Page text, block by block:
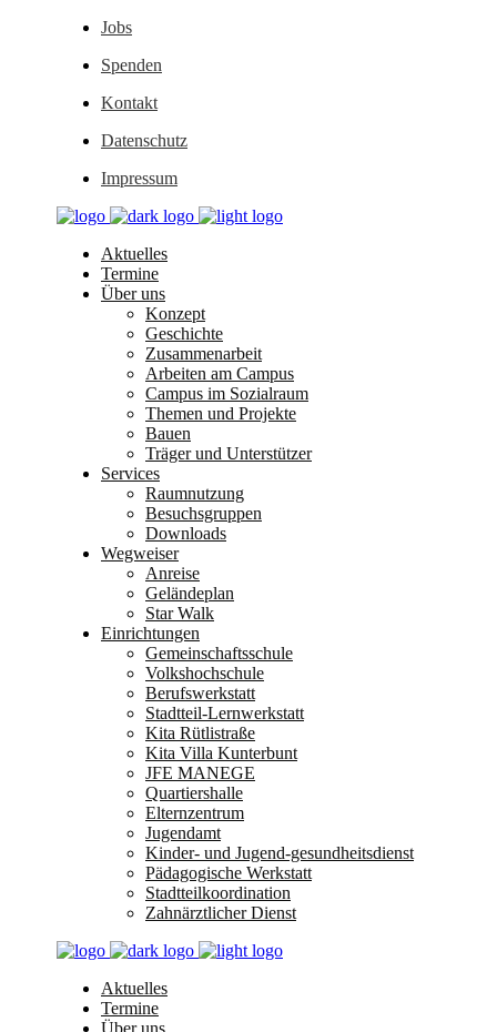
Jobs
Spenden
Kontakt
Datenschutz
Impressum
Aktuelles
Termine
Über uns
Konzept
Geschichte
Zusammenarbeit
Arbeiten am Campus
Campus im Sozialraum
Themen und Projekte
Bauen
Träger und Unterstützer
Services
Raumnutzung
Besuchsgruppen
Downloads
Wegweiser
Anreise
Geländeplan
Star Walk
Einrichtungen
Gemeinschaftsschule
Volkshochschule
Berufswerkstatt
Stadtteil-Lernwerkstatt
Kita Rütlistraße
Kita Villa Kunterbunt
JFE MANEGE
Quartiershalle
Elternzentrum
Jugendamt
Kinder- und Jugend-gesundheitsdienst
Pädagogische Werkstatt
Stadtteilkoordination
Zahnärztlicher Dienst
Aktuelles
Termine
Über uns